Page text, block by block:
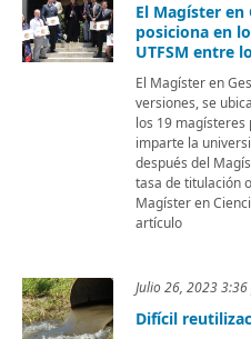
El Magíster en
posiciona en
UTFSM entre
El Magíster en
versiones, se
los 19
imparte la
después del
tasa de titulación
Magíster en
artículo
Julio 26, 2023 3:36
Difícil